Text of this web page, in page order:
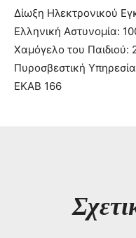
Δίωξη Ηλεκτρονικού
Ελληνική Αστυνομία:
Χαμόγελο του Παιδιού:
Πυροσβεστική
ΕΚΑΒ 166